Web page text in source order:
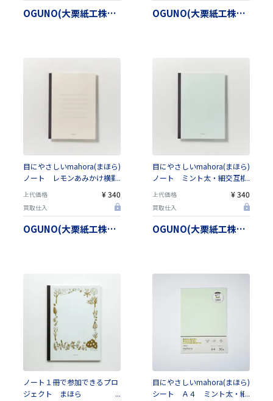
OGUNO(大栗紙工株式会社） OGUNO(大栗紙工株式会社）
目にやさしいmahora(まほら)
ノート レモンあみかけ横罫
す）【日本製】
上代価格 ¥ 340
買取仕入
OGUNO(大栗紙工株式会社）
目にやさしいmahora(まほら)
ノート ミント太・細交互横
ます）【日本製】
上代価格 ¥ 340
買取仕入
OGUNO(大栗紙工株式会社）
ノート１冊で参加できるプロ
ジェクト まほら
目にやさしいmahora(まほら)
シート Ａ４ ミント太・細